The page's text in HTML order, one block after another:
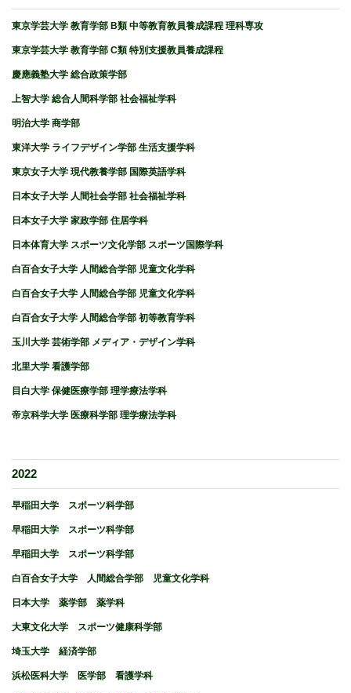
東京学芸大学 教育学部 B類 中等教育教員養成課程 理科専攻
東京学芸大学 教育学部 C類 特別支援教員養成課程
慶應義塾大学 総合政策学部
上智大学 総合人間科学部 社会福祉学科
明治大学 商学部
東洋大学 ライフデザイン学部 生活支援学科
東京女子大学 現代教養学部 国際英語学科
日本女子大学 人間社会学部 社会福祉学科
日本女子大学 家政学部 住居学科
日本体育大学 スポーツ文化学部 スポーツ国際学科
白百合女子大学 人間総合学部 児童文化学科
白百合女子大学 人間総合学部 児童文化学科
白百合女子大学 人間総合学部 初等教育学科
玉川大学 芸術学部 メディア・デザイン学科
北里大学 看護学部
目白大学 保健医療学部 理学療法学科
帝京科学大学 医療科学部 理学療法学科
2022
早稲田大学 スポーツ科学部
早稲田大学 スポーツ科学部
早稲田大学 スポーツ科学部
白百合女子大学 人間総合学部 児童文化学科
日本大学 薬学部 薬学科
大東文化大学 スポーツ健康科学部
埼玉大学 経済学部
浜松医科大学 医学部 看護学科